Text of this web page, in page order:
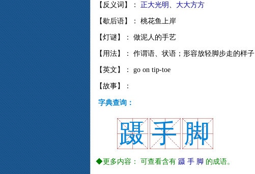
【反义词】： 正大光明 、 大大方方
【歇后语】： 桃花鱼上岸
【灯谜】： 做泥人的手艺
【用法】： 作谓语、状语；形容放轻脚步走的样子
【英文】： go on tip-toe
【故事】：
字典查询：
蹑 手 脚
◆更多内容： 可查看含有 蹑 手 脚 的成语。